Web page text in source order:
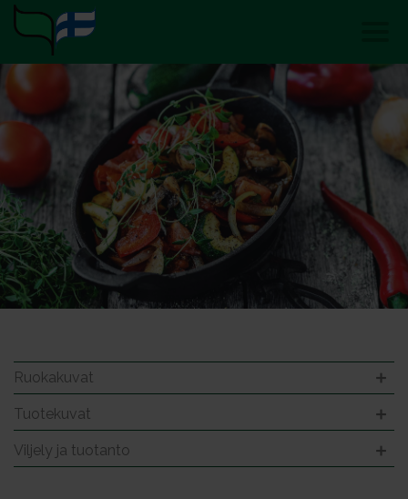
Ruokakuvat
Tuotekuvat
Viljely ja tuotanto